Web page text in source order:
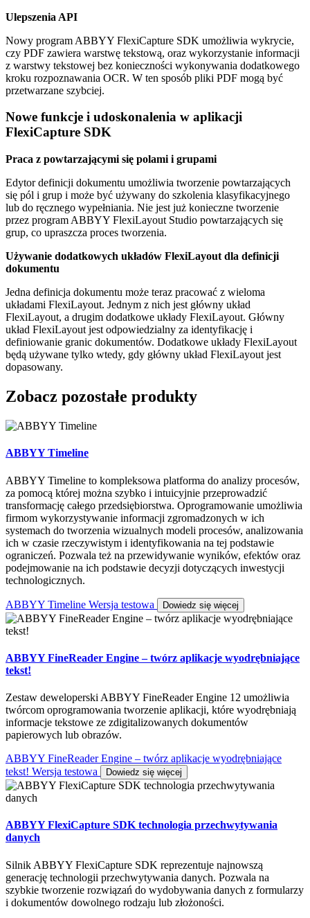
Ulepszenia API
Nowy program ABBYY FlexiCapture SDK umożliwia wykrycie,
czy PDF zawiera warstwę tekstową, oraz wykorzystanie informacji
z warstwy tekstowej bez konieczności wykonywania dodatkowego
kroku rozpoznawania OCR. W ten sposób pliki PDF mogą być
przetwarzane szybciej.
Nowe funkcje i udoskonalenia w aplikacji
FlexiCapture SDK
Praca z powtarzającymi się polami i grupami
Edytor definicji dokumentu umożliwia tworzenie powtarzających
się pól i grup i może być używany do szkolenia klasyfikacyjnego
lub do ręcznego wypełniania. Nie jest już konieczne tworzenie
przez program ABBYY FlexiLayout Studio powtarzających się
grup, co upraszcza proces tworzenia.
Używanie dodatkowych układów FlexiLayout dla definicji
dokumentu
Jedna definicja dokumentu może teraz pracować z wieloma
układami FlexiLayout. Jednym z nich jest główny układ
FlexiLayout, a drugim dodatkowe układy FlexiLayout. Główny
układ FlexiLayout jest odpowiedzialny za identyfikację i
definiowanie granic dokumentów. Dodatkowe układy FlexiLayout
będą używane tylko wtedy, gdy główny układ FlexiLayout jest
dopasowany.
Zobacz pozostałe produkty
ABBYY Timeline
ABBYY Timeline to kompleksowa platforma do analizy procesów,
za pomocą której można szybko i intuicyjnie przeprowadzić
transformację całego przedsiębiorstwa. Oprogramowanie umożliwia
firmom wykorzystywanie informacji zgromadzonych w ich
systemach do tworzenia wizualnych modeli procesów, analizowania
ich w czasie rzeczywistym i identyfikowania na tej podstawie
ograniczeń. Pozwala też na przewidywanie wyników, efektów oraz
podejmowanie na ich podstawie decyzji dotyczących inwestycji
technologicznych.
ABBYY Timeline Wersja testowa Dowiedz się więcej
ABBYY FineReader Engine – twórz aplikacje wyodrębniające
tekst!
Zestaw deweloperski ABBYY FineReader Engine 12 umożliwia
twórcom oprogramowania tworzenie aplikacji, które wyodrębniają
informacje tekstowe ze zdigitalizowanych dokumentów
papierowych lub obrazów.
ABBYY FineReader Engine – twórz aplikacje wyodrębniające
tekst! Wersja testowa
Dowiedz się więcej
ABBYY FlexiCapture SDK technologia przechwytywania
danych
Silnik ABBYY FlexiCapture SDK reprezentuje najnowszą
generację technologii przechwytywania danych. Pozwala na
szybkie tworzenie rozwiązań do wydobywania danych z formularzy
i dokumentów dowolnego rodzaju lub złożoności.